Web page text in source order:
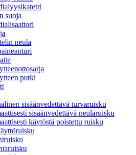
suoja
neula
putki
sisäänvedettävä turvaruisku
sisäänvedettävä neularuisku
käytöstä poistettu ruisku